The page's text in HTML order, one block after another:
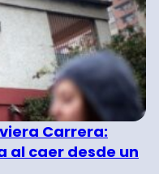
Carrera:
al caer desde un